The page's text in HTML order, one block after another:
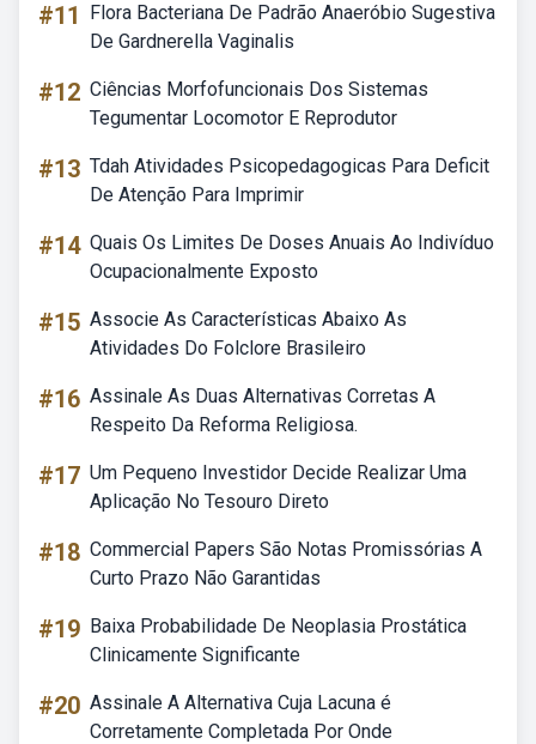
#11
Flora Bacteriana De Padrão Anaeróbio Sugestiva
De Gardnerella Vaginalis
#12 Ciências Morfofuncionais Dos Sistemas
Tegumentar Locomotor E Reprodutor
#13 Tdah Atividades Psicopedagogicas Para Deficit
De Atenção Para Imprimir
#14 Quais Os Limites De Doses Anuais Ao Indivíduo
Ocupacionalmente Exposto
#15 Associe As Características Abaixo As
Atividades Do Folclore Brasileiro
#16 Assinale As Duas Alternativas Corretas A
Respeito Da Reforma Religiosa.
#17 Um Pequeno Investidor Decide Realizar Uma
Aplicação No Tesouro Direto
#18 Commercial Papers São Notas Promissórias A
Curto Prazo Não Garantidas
#19 Baixa Probabilidade De Neoplasia Prostática
Clinicamente Significante
#20 Assinale A Alternativa Cuja Lacuna é
Corretamente Completada Por Onde